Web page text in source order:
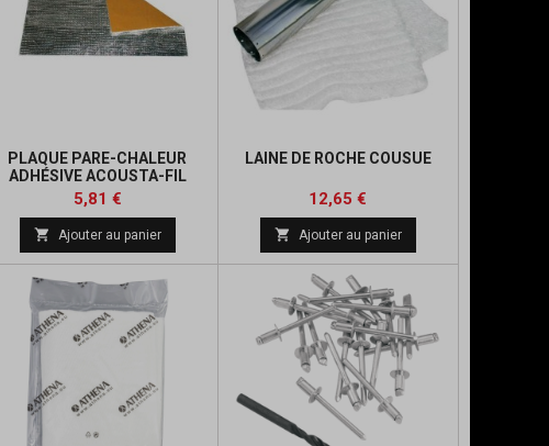
PLAQUE PARE-CHALEUR
ADHÉSIVE ACOUSTA-FIL
200X300MM
Prix
5,81 €Prix
base
 Ajouter au panier
LAINE DE ROCHE COUSUE
Prix
12,65 €
base
 Ajouter au panier